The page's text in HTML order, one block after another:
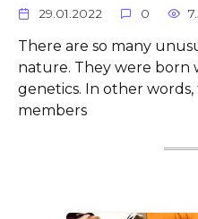
29.01.2022 0
There are so many
nature. They were born
genetics. In other
members